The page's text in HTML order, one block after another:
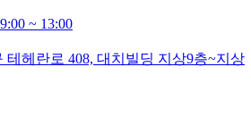
~ 13:00
테헤란로 408, 대치빌딩 지상9층~지상